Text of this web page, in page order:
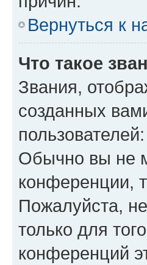
Вернуться к
Что такое
Звания,
созданных
Обычно вы не
конференции,
Пожалуйста,
только для
конференций